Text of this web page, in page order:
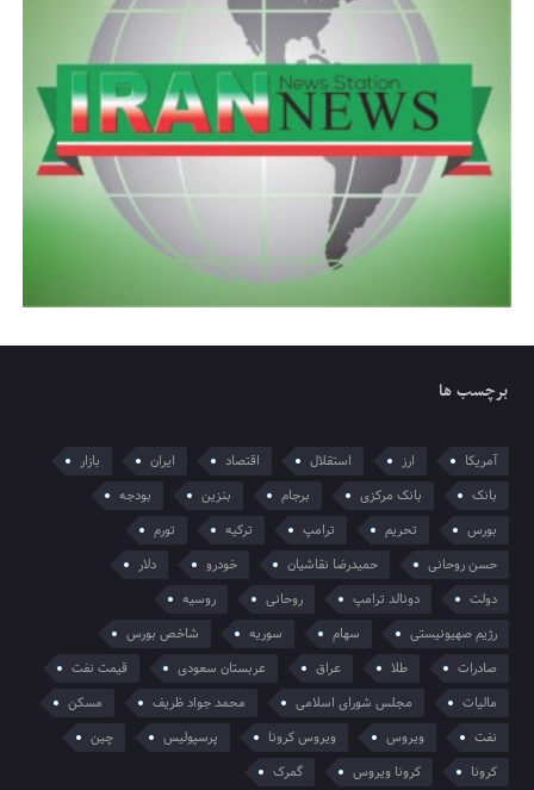
برچسب ها
آمریکا ارز استقلال اقتصاد ایران
بازار
بانک
بانک مرکزی برجام بنزین
بودجه
بورس
تحریم ترامپ ترکیه
تورم
حسن روحانی
حمیدرضا نقاشیان خودرو
دلار
دولت
دونالد ترامپ روحانی
روسیه
رژیم صهیونیستی
سهام سوریه
شاخص بورس
صادرات
طلا عراق عربستان سعودی
قیمت نفت
مالیات
مجلس شورای اسلامی محمد جواد ظریف
مسکن
نفت
ویروس ویروس کرونا پرسپولیس
چین
کرونا
کرونا ویروس گمرک